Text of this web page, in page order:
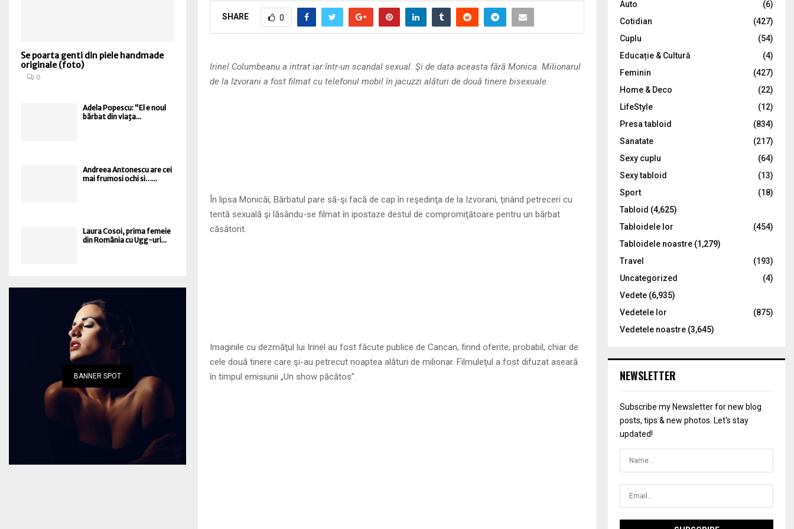
SHARE 0
Irinel Columbeanu a intrat iar într-un scandal sexual. Şi de data aceasta fără Monica. Milionarul
de la Izvorani a fost filmat cu telefonul mobil în jacuzzi alături de două tinere bisexuale.
În lipsa Monicăi, Bărbatul pare să-şi facă de cap în reşedinţa de la Izvorani, ţinând petreceri cu
tentă sexuală şi lăsându-se filmat în ipostaze destul de compromiţătoare pentru un bărbat
căsătorit.
Imaginile cu dezmăţul lui Irinel au fost făcute publice de Cancan, finnd oferite, probabil, chiar de
cele două tinere care şi-au petrecut noaptea alături de milionar. Filmuleţul a fost difuzat aseară
în timpul emisiunii „Un show păcătos”.
Se poarta genti din piele handmade
originale (foto)
0
Adela Popescu: “El e noul
bărbat din viaţa...
Andreea Antonescu are cei
mai frumosi ochi si…...
Laura Cosoi, prima femeie
din România cu Ugg-uri...
BANNER SPOT
:
C
Auto
(6)
Cotidian
(427)
Cuplu
(54)
Educație & Cultură
(4)
Feminin
(427)
Home & Deco
(22)
LifeStyle
(12)
Presa tabloid
(834)
Sanatate
(217)
Sexy cuplu
(64)
Sexy tabloid
(13)
Sport
(18)
Tabloid (4,625)
Tabloidele lor
(454)
Tabloidele noastre (1,279)
Travel
(193)
Uncategorized
(4)
Vedete (6,935)
Vedetele lor
(875)
Vedetele noastre (3,645)
NEWSLETTER
Subscribe my Newsletter for new blog
posts, tips & new photos. Let's stay
updated!